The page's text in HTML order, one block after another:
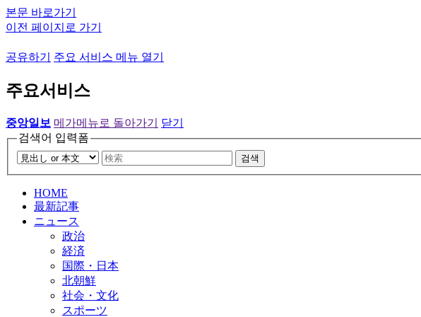
본문 바로가기
이전 페이지로 가기
공유하기 주요 서비스 메뉴 열기
주요서비스
중앙일보 메가메뉴로 돌아가기
닫기
검색어 입력폼
검색
HOME
最新記事
ニュース
政治
経済
国際・日本
北朝鮮
社会・文化
スポーツ